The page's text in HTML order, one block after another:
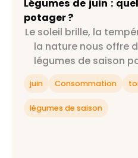
Légumes de juin :
potager ?
Le soleil brille, la
la nature nous offre
légumes de saison
bonheur : on est
juin Consommation
légumes de saison